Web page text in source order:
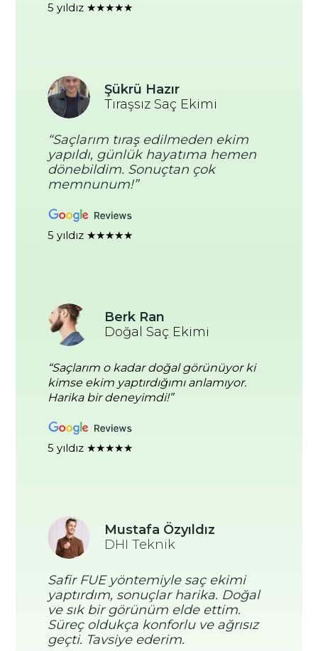
5 yıldız ★★★★★
Şükrü Hazır
Tıraşsız Saç Ekimi
“Saçlarım tıraş edilmeden ekim
yapıldı, günlük hayatıma hemen
dönebildim. Sonuçtan çok
memnunum!”
5 yıldız ★★★★★
Berk Ran
Doğal Saç Ekimi
“Saçlarım o kadar doğal görünüyor ki
kimse ekim yaptırdığımı anlamıyor.
Harika bir deneyimdi!”
5 yıldız ★★★★★
Mustafa Özyıldız
DHI Teknik
Safir FUE yöntemiyle saç ekimi
yaptırdım, sonuçlar harika. Doğal
ve sık bir görünüm elde ettim.
Süreç oldukça konforlu ve ağrısız
geçti. Tavsiye ederim.